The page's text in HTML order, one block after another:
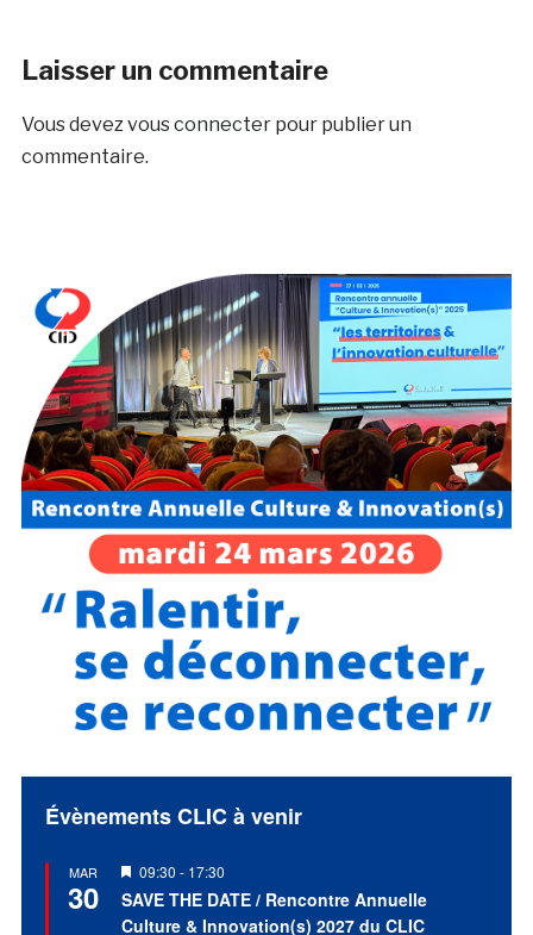
Laisser un commentaire
Vous devez vous connecterpour publier un
commentaire.
Évènements CLIC à venir
MAR
30
Mis
en
avant
09:30 - 17:30
SAVE THE DATE / Rencontre Annuelle
Culture & Innovation(s) 2027 du CLIC